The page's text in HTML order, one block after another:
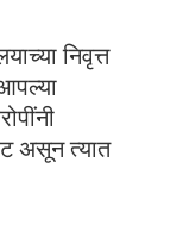
निवृत्त
असून त्यात